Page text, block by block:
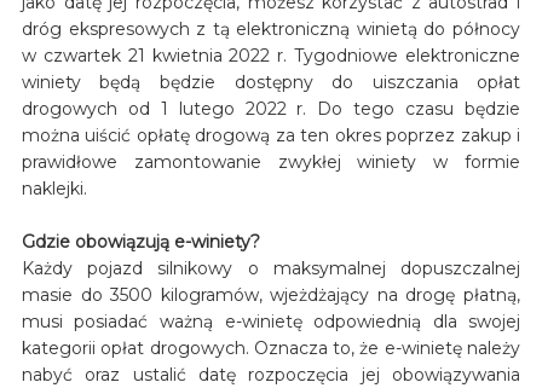
dróg ekspresowych z tą elektroniczną winietą do północy
w czwartek 21 kwietnia 2022 r. Tygodniowe elektroniczne
winiety będą będzie dostępny do uiszczania opłat
drogowych od 1 lutego 2022 r. Do tego czasu będzie
można uiścić opłatę drogową za ten okres poprzez zakup i
prawidłowe zamontowanie zwykłej winiety w formie
naklejki.
Gdzie obowiązują e-winiety?
Każdy pojazd silnikowy o maksymalnej dopuszczalnej
masie do 3500 kilogramów, wjeżdżający na drogę płatną,
musi posiadać ważną e-winietę odpowiednią dla swojej
kategorii opłat drogowych. Oznacza to, że e-winietę należy
nabyć oraz ustalić datę rozpoczęcia jej obowiązywania